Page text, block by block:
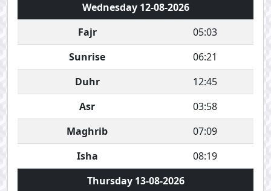
Wednesday 12-08-2026
Fajr
05:03
Sunrise
06:21
Duhr
12:45
Asr
03:58
Maghrib
07:09
Isha
08:19
Thursday 13-08-2026